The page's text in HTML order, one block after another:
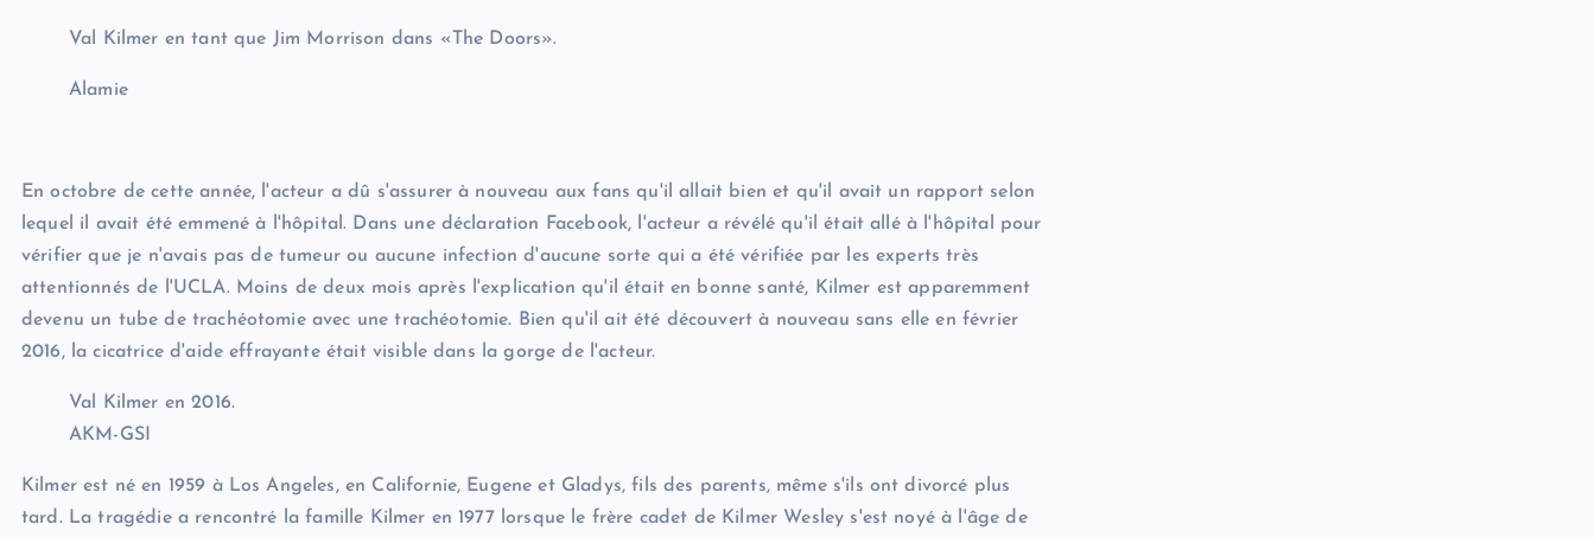
Val Kilmer en tant que Jim Morrison dans «The Doors».
Alamie
En octobre de cette année, l'acteur a dû s'assurer à nouveau aux fans qu'il allait bien et qu'il avait un rapport selon
lequel il avait été emmené à l'hôpital. Dans une déclaration Facebook, l'acteur a révélé qu'il était allé à l'hôpital pour
vérifier que je n'avais pas de tumeur ou aucune infection d'aucune sorte qui a été vérifiée par les experts très
attentionnés de l'UCLA. Moins de deux mois après l'explication qu'il était en bonne santé, Kilmer est apparemment
devenu un tube de trachéotomie avec une trachéotomie. Bien qu'il ait été découvert à nouveau sans elle en février
2016, la cicatrice d'aide effrayante était visible dans la gorge de l'acteur.
Val Kilmer en 2016.
AKM-GSI
Kilmer est né en 1959 à Los Angeles, en Californie, Eugene et Gladys, fils des parents, même s'ils ont divorcé plus
tard. La tragédie a rencontré la famille Kilmer en 1977 lorsque le frère cadet de Kilmer Wesley s'est noyé à l'âge de